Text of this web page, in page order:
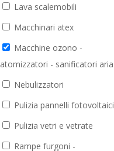
Lava scalemobili
Macchinari atex
Macchine ozono -
atomizzatori - sanificatori aria
Nebulizzatori
Pulizia pannelli fotovoltaici
Pulizia vetri e vetrate
Rampe furgoni -